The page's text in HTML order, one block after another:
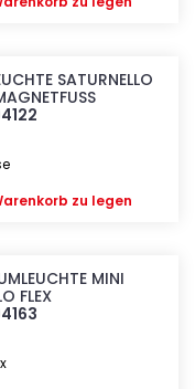
SATURNELLO
zu legen
MINI
FLEX